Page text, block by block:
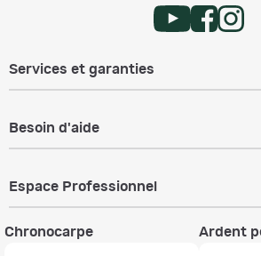
Services et garanties
Besoin d'aide
Espace Professionnel
Chronocarpe Ardent